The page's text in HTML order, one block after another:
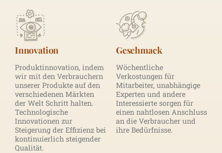
Innovation
Produktinnovation, indem
wir mit den Verbrauchern
unserer Produkte auf den
verschiedenen Märkten
der Welt Schritt halten.
Technologische
Innovationen zur
Steigerung der Effizienz bei
kontinuierlich steigender
Qualität.
Geschmack
Wöchentliche
Verkostungen für
Mitarbeiter, unabhängige
Experten und andere
Interessierte sorgen für
einen nahtlosen Anschluss
an die Verbraucher und
ihre Bedürfnisse.